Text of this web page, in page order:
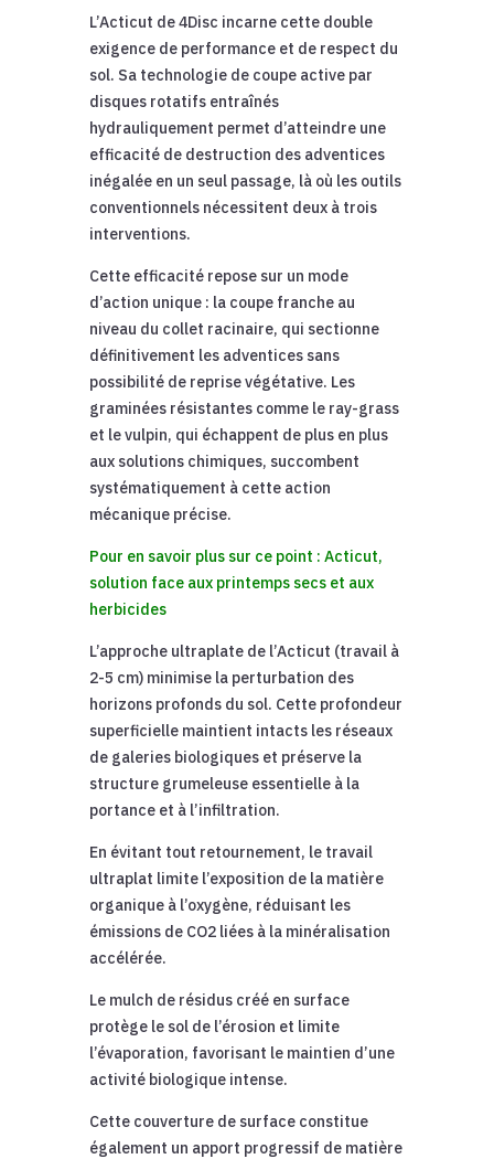
L’Acticut de 4Disc incarne cette double
exigence de performance et de respect du
sol. Sa technologie de coupe active par
disques rotatifs entraînés
hydrauliquement permet d’atteindre une
efficacité de destruction des adventices
inégalée en un seul passage, là où les outils
conventionnels nécessitent deux à trois
interventions.
Cette efficacité repose sur un mode
d’action unique : la coupe franche au
niveau du collet racinaire, qui sectionne
définitivement les adventices sans
possibilité de reprise végétative. Les
graminées résistantes comme le ray-grass
et le vulpin, qui échappent de plus en plus
aux solutions chimiques, succombent
systématiquement à cette action
mécanique précise.
Pour en savoir plus sur ce point : Acticut,
solution face aux printemps secs et aux
herbicides
L’approche ultraplate de l’Acticut (travail à
2-5 cm) minimise la perturbation des
horizons profonds du sol. Cette profondeur
superficielle maintient intacts les réseaux
de galeries biologiques et préserve la
structure grumeleuse essentielle à la
portance et à l’infiltration.
En évitant tout retournement, le travail
ultraplat limite l’exposition de la matière
organique à l’oxygène, réduisant les
émissions de CO2 liées à la minéralisation
accélérée.
Le mulch de résidus créé en surface
protège le sol de l’érosion et limite
l’évaporation, favorisant le maintien d’une
activité biologique intense.
Cette couverture de surface constitue
également un apport progressif de matière